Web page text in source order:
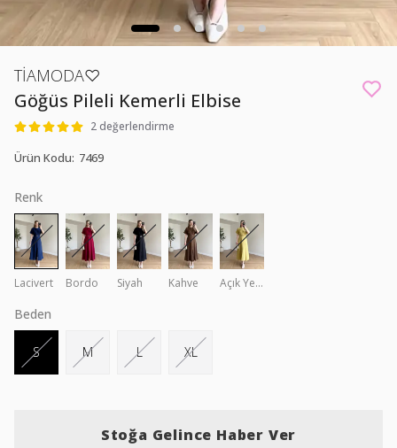
TİAMODA♡
Göğüs Pileli Kemerli Elbise
2 değerlendirme
Ürün Kodu: 7469
Renk
Lacivert Bordo Siyah Kahve Açık Yeşil
Beden
S M L XL
Stoğa Gelince Haber Ver